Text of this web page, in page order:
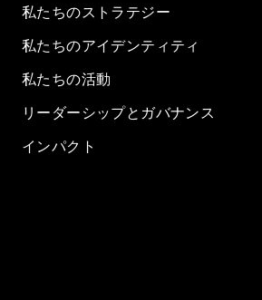
私たちのストラテジー
私たちのアイデンティティ
私たちの活動
リーダーシップとガバナンス
インパクト